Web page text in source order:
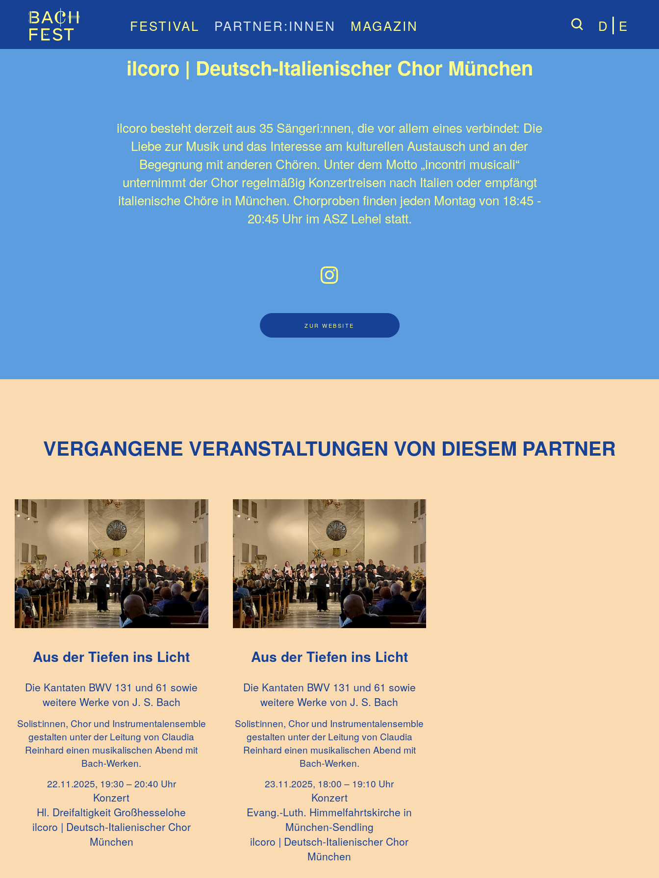
FESTIVAL PARTNER:INNEN MAGAZIN D E
ilcoro | Deutsch-Italienischer Chor München
ilcoro besteht derzeit aus 35 Sängeri:nnen, die vor allem eines verbindet: Die
Liebe zur Musik und das Interesse am kulturellen Austausch und an der
Begegnung mit anderen Chören. Unter dem Motto „incontri musicali“
unternimmt der Chor regelmäßig Konzertreisen nach Italien oder empfängt
italienische Chöre in München. Chorproben finden jeden Montag von 18:45 -
20:45 Uhr im ASZ Lehel statt.
ZUR WEBSITE
VERGANGENE VERANSTALTUNGEN VON DIESEM PARTNER
Aus der Tiefen ins Licht
Die Kantaten BWV 131 und 61 sowie
weitere Werke von J. S. Bach
Solist:innen, Chor und Instrumentalensemble
gestalten unter der Leitung von Claudia
Reinhard einen musikalischen Abend mit
Bach-Werken.
22.11.2025, 19:30 – 20:40 Uhr
Konzert
Hl. Dreifaltigkeit Großhesselohe
ilcoro | Deutsch-Italienischer Chor
München
Aus der Tiefen ins Licht
Die Kantaten BWV 131 und 61 sowie
weitere Werke vonJ. S. Bach
Solist:innen, Chor und Instrumentalensemble
gestalten unter der Leitung von Claudia
Reinhard einen musikalischen Abend mit
Bach-Werken.
23.11.2025, 18:00 – 19:10 Uhr
Konzert
Evang.-Luth. Himmelfahrtskirche in
München-Sendling
ilcoro | Deutsch-Italienischer Chor
München